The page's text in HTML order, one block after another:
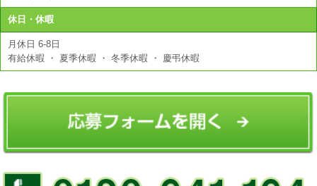
休日・休暇
月休日 6-8日
有給休暇 ・ 夏季休暇 ・ 冬季休暇 ・ 慶弔休暇